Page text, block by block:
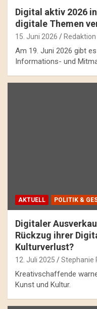
Digital aktiv 2026
digitale Themen
15. Juni 2026 Redaktion
Am 19. Juni 2026 gibt
Informations- und
AKTUELL POLITIK &
Digitaler
Rückzug ihrer
Kulturverlust?
12. Juli 2025 Stephanie
Kreativschaffende
Kunst und Kultur.